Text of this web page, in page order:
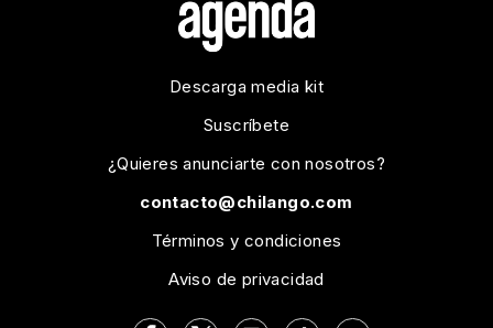
Descarga media kit
Suscríbete
¿Quieres anunciarte con nosotros?
contacto@chilango.com
Términos y condiciones
Aviso de privacidad